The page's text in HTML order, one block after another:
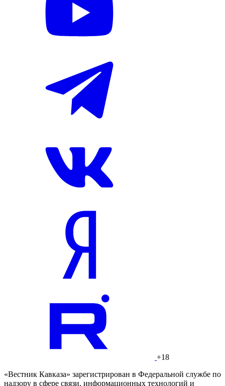
+18
«Вестник Кавказа» зарегистрирован в Федеральной службе по
надзору в сфере связи, информационных технологий и